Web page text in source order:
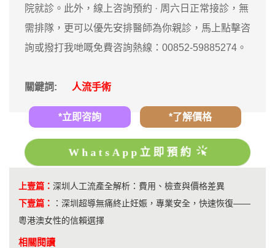
院就診。此外，線上咨詢預約 · ‎周六日正常接診，無
需排隊，更可以優先安排醫師為你親診，馬上點擊咨
詢或撥打我哋嘅免費咨詢熱線：00852-59885274。
關鍵詞: 人流手術
*立即咨詢 *了解價格
WhatsApp立即預約
上壹篇： 深圳人工流產全解析：費用、檢查與價格差異
下壹篇：
： 深圳超導無痛終止妊娠，專業安全，快速恢復——
粵港澳女性的信賴選擇
相關閱讀